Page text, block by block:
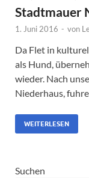
Stadtmauer
1. Juni 2016 - von
Da Flet in
als Hund,
wieder. Nach
Niederhaus,
WEITERLESEN
Suchen